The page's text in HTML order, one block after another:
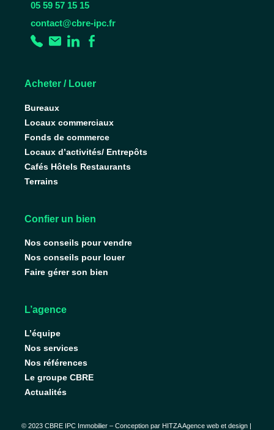
05 59 57 15 15
contact@cbre-ipc.fr
Acheter / Louer
Bureaux
Locaux commerciaux
Fonds de commerce
Locaux d’activités/ Entrepôts
Cafés Hôtels Restaurants
Terrains
Confier un bien
Nos conseils pour vendre
Nos conseils pour louer
Faire gérer son bien
L’agence
L’équipe
Nos services
Nos références
Le groupe CBRE
Actualités
© 2023 CBRE IPC Immobilier – Conception par HITZA Agence web et design|